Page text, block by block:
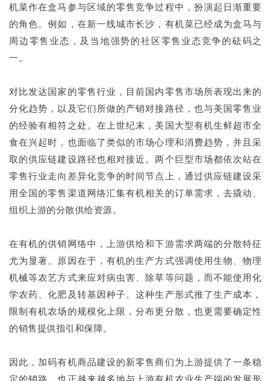
机菜作在盒马参与区域的零售竞争过程中，扮演起日渐重要
的角色。例如，在新一线城市长沙，有机菜已经成为盒马与
周边零售业态，及当地强势的社区零售业态竞争的砝码之
一。
对比发达国家的零售行业，目前国内零售市场所表现出来的
分化趋势，以及它们所做的产销对接路径，也与美国零售业
的经验有相符之处。在上世纪末，美国大型有机生鲜超市全
食在兴起时，也面临了类似的市场心理和消费趋势，并且采
取的供应链建设路径也相对接近。两个巨型市场都依次站在
零售行业走向差异化竞争的时间节点上，通过供应链建设采
用全国的零售渠道网络汇集有机相关的订单需求，去撬动、
组织上游的分散供给资源。
在有机的供销网络中，上游供给和下游需求两端的分散特征
尤为显著。原因在于，有机的生产方式强调使用生物、物理
机械等农艺方式来应对病虫害、除草等问题，而不能使用化
学农药、化肥及转基因种子。这种生产形式推了生产成本，
限制有机农场的规模化上限，分布更分散，也更需要确定性
的销售提供指引和保障。
因此，加码有机商品建设的新零售商们为上游提供了一条稳